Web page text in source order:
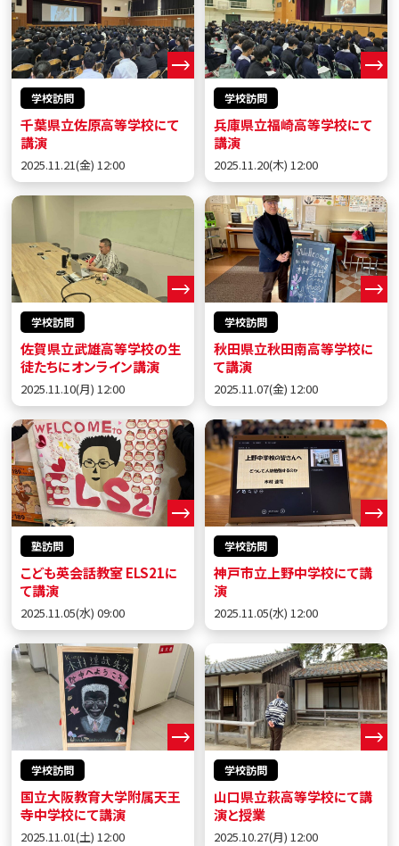
学校訪問
千葉県立佐原高等学校にて
講演
2025.11.21(金) 12:00
学校訪問
兵庫県立福崎高等学校にて
講演
2025.11.20(木) 12:00
学校訪問
佐賀県立武雄高等学校の生
徒たちにオンライン講演
2025.11.10(月) 12:00
学校訪問
秋田県立秋田南高等学校に
て講演
2025.11.07(金) 12:00
塾訪問
こども英会話教室 ELS21に
て講演
2025.11.05(水) 09:00
学校訪問
神戸市立上野中学校にて講
演
2025.11.05(水) 12:00
学校訪問
国立大阪教育大学附属天王
寺中学校にて講演
2025.11.01(土) 12:00
学校訪問
山口県立萩高等学校にて講
演と授業
2025.10.27(月) 12:00